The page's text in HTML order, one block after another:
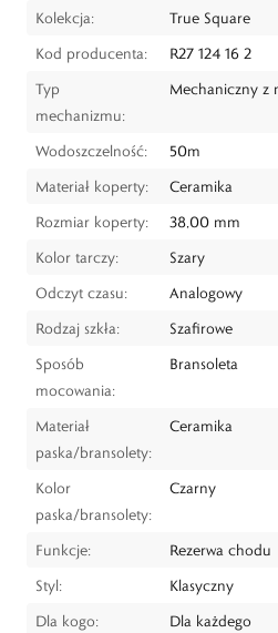
Kolekcja:
True Square
Kod producenta:
R27 124 16 2
Typ
mechanizmu:
Mechaniczny z
Wodoszczelność:
50m
Materiał koperty:
Ceramika
Rozmiar koperty:
38,00 mm
Kolor tarczy:
Szary
Odczyt czasu:
Analogowy
Rodzaj szkła:
Szafirowe
Sposób
mocowania:
Bransoleta
Materiał
paska/bransolety:
Ceramika
Kolor
paska/bransolety:
Czarny
Funkcje:
Rezerwa chodu
Styl:
Klasyczny
Dla kogo:
Dla każdego